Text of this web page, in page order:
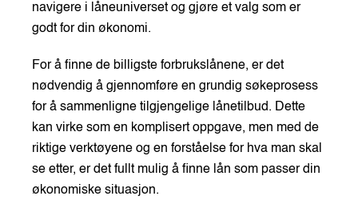
navigere i låneuniverset og gjøre et valg som er
godt for din økonomi.
For å finne de billigste forbrukslånene, er det
nødvendig å gjennomføre en grundig søkeprosess
for å sammenligne tilgjengelige lånetilbud. Dette
kan virke som en komplisert oppgave, men med de
riktige verktøyene og en forståelse for hva man skal
se etter, er det fullt mulig å finne lån som passer din
økonomiske situasjon.